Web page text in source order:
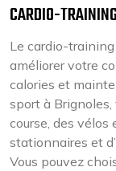
CARDIO-TRAINING
Le cardio-
améliorer votre
calories et
sport à Brignoles,
course, des vélos
stationnaires et
Vous pouvez